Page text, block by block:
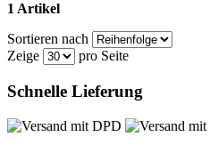
1 Artikel
Sortieren nach
Zeige
pro Seite
Schnelle Lieferung